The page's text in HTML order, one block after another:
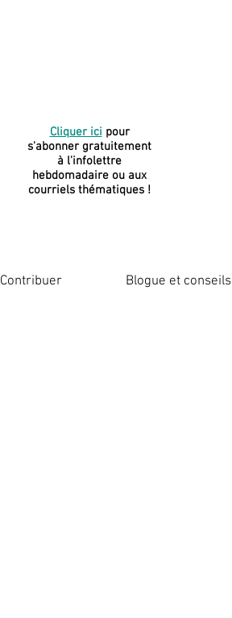
Cliquer ici pour
s'abonner gratuitement
à l'infolettre
hebdomadaire ou aux
courriels thématiques !
Contribuer Blogue et conseils